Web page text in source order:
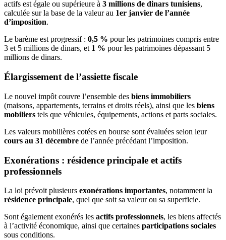
actifs est égale ou supérieure à 3 millions de dinars tunisiens,
calculée sur la base de la valeur au 1er janvier de l’année
d’imposition.
Le barème est progressif : 0,5 % pour les patrimoines compris entre
3 et 5 millions de dinars, et 1 % pour les patrimoines dépassant 5
millions de dinars.
Élargissement de l’assiette fiscale
Le nouvel impôt couvre l’ensemble des biens immobiliers
(maisons, appartements, terrains et droits réels), ainsi que les biens
mobiliers tels que véhicules, équipements, actions et parts sociales.
Les valeurs mobilières cotées en bourse sont évaluées selon leur
cours au 31 décembre de l’année précédant l’imposition.
Exonérations : résidence principale et actifs
professionnels
La loi prévoit plusieurs exonérations importantes, notamment la
résidence principale, quel que soit sa valeur ou sa superficie.
Sont également exonérés les actifs professionnels, les biens affectés
à l’activité économique, ainsi que certaines participations sociales
sous conditions.